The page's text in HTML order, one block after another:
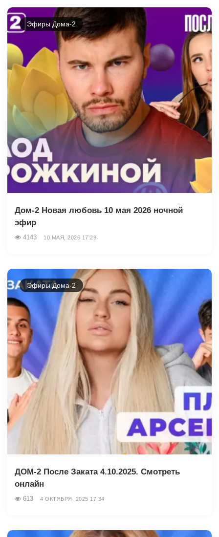
Эфиры Дома-2
Дом-2 Новая любовь 10 мая 2026 ночной
эфир
4143 10 МАЯ, 2026 17:29
Эфиры Дома-2
ДОМ-2 После Заката 4.10.2025. Смотреть
онлайн
613 4 ОКТЯБРЯ, 2025 17:34